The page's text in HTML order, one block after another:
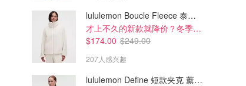
lululemon Boucle Fleece 泰迪外套
才上不久的新款就降价？冬季必备
$174.00 $249.00
207人感兴趣
lululemon Define 短款夹克 薰衣草紫